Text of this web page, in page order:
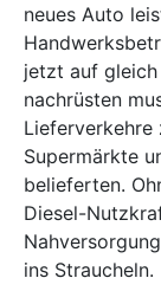
neues Auto
jetzt auf
nachrüsten
Lieferverkehre
Supermärkte
belieferten.
Diesel-
ins Straucheln.